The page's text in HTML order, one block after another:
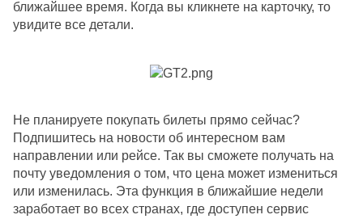
ближайшее время. Когда вы кликнете на карточку, то
увидите все детали.
Не планируете покупать билеты прямо сейчас?
Подпишитесь на новости об интересном вам
направлении или рейсе. Так вы сможете получать на
почту уведомления о том, что цена может измениться
или изменилась. Эта функция в ближайшие недели